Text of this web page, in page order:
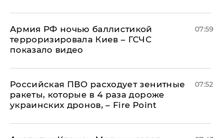
Армия РФ ночью баллистикой
терроризировала Киев – ГСЧС
показало видео
07:59
Российская ПВО расходует зенитные
ракеты, которые в 4 раза дороже
украинских дронов, – Fire Point
07:52